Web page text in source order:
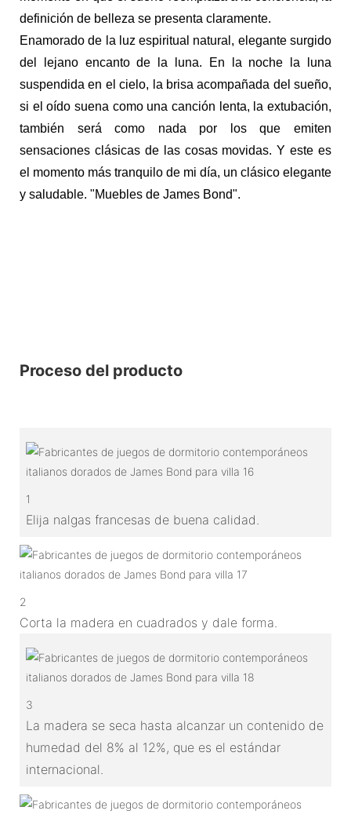
definición de belleza se presenta claramente.
Enamorado de la luz espiritual natural, elegante surgido
del lejano encanto de la luna. En la noche la luna
suspendida en el cielo, la brisa acompañada del sueño,
si el oído suena como una canción lenta, la extubación,
también será como nada por los que emiten
sensaciones clásicas de las cosas movidas. Y este es
el momento más tranquilo de mi día, un clásico elegante
y saludable. "Muebles de James Bond".
Proceso del producto
1
Elija nalgas francesas de buena calidad.
2
Corta la madera en cuadrados y dale forma.
3
La madera se seca hasta alcanzar un contenido de
humedad del 8% al 12%, que es el estándar
internacional.